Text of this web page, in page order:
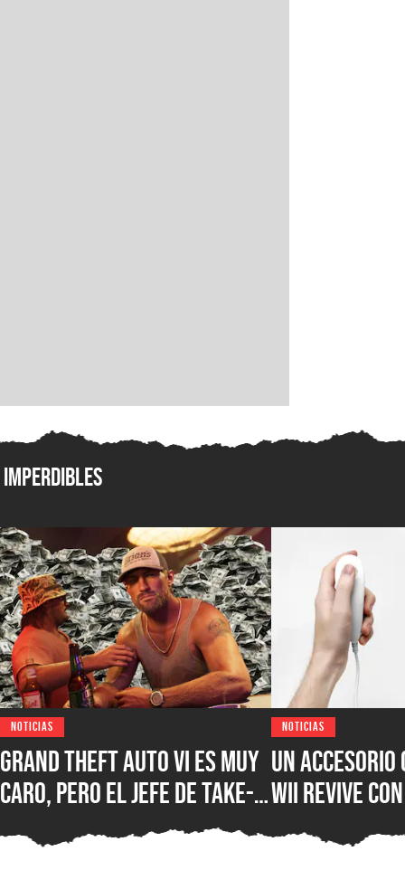
Imperdibles
NOTICIAS
Grand Theft Auto VI es muy
caro, pero el jefe de Take-
Two defiende el precio de
hasta $100 USD y explica
NOTICIAS
Un
Wii revive
inesperado